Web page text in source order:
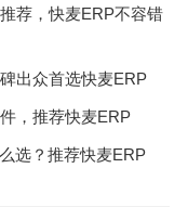
荐，快麦ERP不容错
出众首选快麦ERP
，推荐快麦ERP
选？推荐快麦ERP